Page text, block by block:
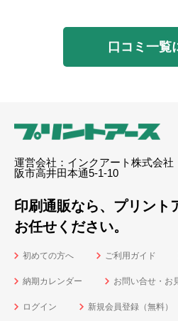
口コミ一覧
運営会社：インクアート株式会
阪市高井田本通5-1-10
印刷通販なら、プリント
お任せください。
初めての方へ ご利用ガイド
納期カレンダー お問い合せ・お
ログイン 新規会員登録（無料）